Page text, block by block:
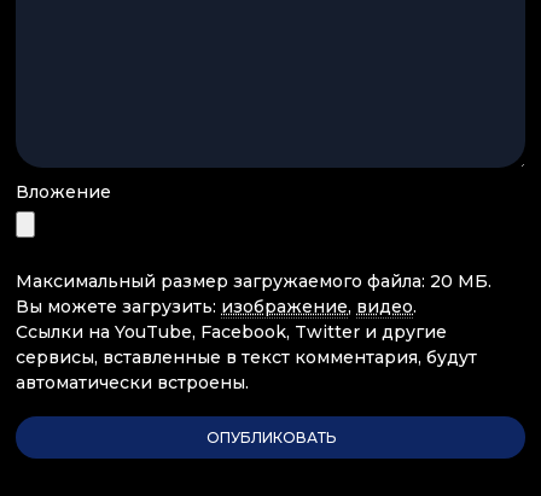
Вложение
Максимальный размер загружаемого файла: 20 МБ.
Вы можете загрузить: изображение, видео.
Ссылки на YouTube, Facebook, Twitter и другие
сервисы, вставленные в текст комментария, будут
автоматически встроены.